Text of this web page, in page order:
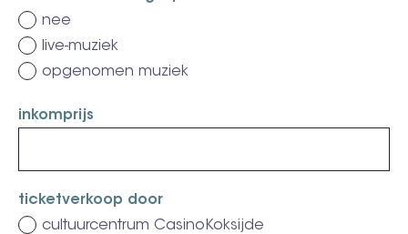
nee
live-muziek
opgenomen muziek
inkomprijs
ticketverkoop door
cultuurcentrum CasinoKoksijde